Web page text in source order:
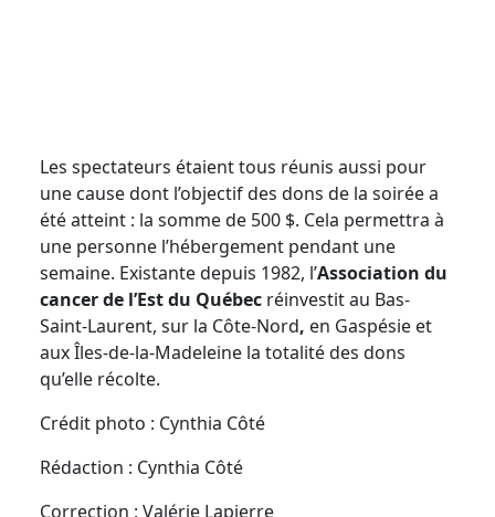
Les spectateurs étaient tous réunis aussi pour
une cause dont l’objectif des dons de la soirée a
été atteint : la somme de 500 $. Cela permettra à
une personne l’hébergement pendant une
semaine. Existante depuis 1982, l’Association du
cancer de l’Est du Québec réinvestit au Bas-
Saint-Laurent, sur la Côte-Nord, en Gaspésie et
aux Îles-de-la-Madeleine la totalité des dons
qu’elle récolte.
Crédit photo : Cynthia Côté
Rédaction : Cynthia Côté
Correction : Valérie Lapierre